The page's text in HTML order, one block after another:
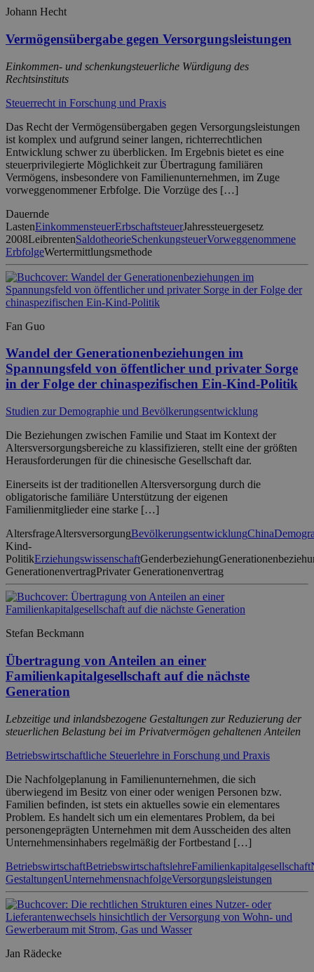
Johann Hecht
Vermögensübergabe gegen Versorgungsleistungen
Einkommen- und schenkungsteuerliche Würdigung des
Rechtsinstituts
Steuerrecht in Forschung und Praxis
Das Recht der Vermögensübergaben gegen Versorgungsleistungen
ist komplex und aufgrund seiner langen, richterrechtlichen
Entwicklung schwer zu überblicken. Im Ergebnis bietet es eine
steuerprivilegierte Möglichkeit zur Übertragung familiären
Vermögens, insbesondere von Familienunternehmen, im Zuge
vorweggenommener Erbfolge. Die Vorzüge des […]
Dauernde
LastenEinkommensteuerErbschaftsteuerJahressteuergesetz
2008LeibrentenSaldotheorieSchenkungsteuerVorweggenommene
ErbfolgeWertermittlungsmethode
Fan Guo
Wandel der Generationenbeziehungen im
Spannungsfeld von öffentlicher und privater Sorge
in der Folge der chinaspezifischen Ein-Kind-Politik
Studien zur Demographie und Bevölkerungsentwicklung
Die Beziehungen zwischen Familie und Staat im Kontext der
Altersversorgungsbereiche zu klassifizieren, stellt eine der größten
Herausforderungen für die chinesische Gesellschaft dar.
Einerseits ist der traditionellen Altersversorgung durch die
obligatorische familiäre Unterstützung der eigenen
Familienmitglieder eine starke […]
AltersfrageAltersversorgungBevölkerungsentwicklungChina
Kind-
PolitikErziehungswissenschaftGenderbeziehung
GenerationenvertragPrivater Generationenvertrag
Stefan Beckmann
Übertragung von Anteilen an einer
Familienkapitalgesellschaft auf die nächste
Generation
Lebzeitige und inlandsbezogene Gestaltungen zur Reduzierung der
steuerlichen Belastung bei im Privatvermögen gehaltenen Anteilen
Betriebswirtschaftliche Steuerlehre in Forschung und Praxis
Die Nachfolgeplanung in Familienunternehmen, die sich
überwiegend im Besitz von einer oder wenigen Personen bzw.
Familien befinden, ist stets ein aktuelles sowie ein elementares
Problem. Es handelt sich um ein elementares Problem, da bei
personengeprägten Unternehmen mit dem Ausscheiden des alten
Unternehmensinhabers regelmäßig der Fortbestand […]
BetriebswirtschaftBetriebswirtschaftslehreFamilienkapitalgesellschaft
GestaltungenUnternehmensnachfolgeVersorgungsleistungen
Jan Rädecke